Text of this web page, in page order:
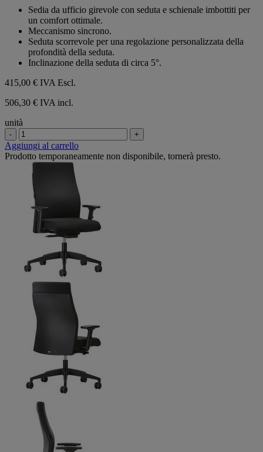
Sedia da ufficio girevole con seduta e schienale imbottiti per
un comfort ottimale.
Meccanismo sincrono.
Seduta scorrevole per una regolazione personalizzata della
profondità della seduta.
Inclinazione della seduta di circa 5°.
415,00 € IVA Escl.
506,30 € IVA incl.
unità
- +
Aggiungi al carrello
Prodotto temporaneamente non disponibile, tornerà presto.